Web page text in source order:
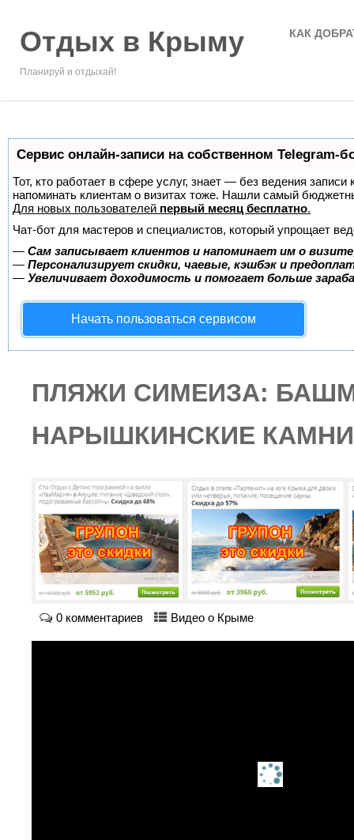
Отдых в Крыму
Планируй и отдыхай!
КАК
Сервис онлайн-записи на собственном Telegram-
Тот, кто работает в сфере услуг, знает — без ведения
напоминать клиентам о визитах тоже. Нашли самый
Для новых пользователей первый месяц бесплатно.
Чат-бот для мастеров и специалистов, который упрощает
— Сам записывает клиентов и напоминает им о
— Персонализирует скидки, чаевые, кэшбэк и
— Увеличивает доходимость и помогает больше
Начать пользоваться сервисом
ПЛЯЖИ СИМЕИЗА:
НАРЫШКИНСКИЕ КАМНИ
0 комментариев Видео о Крыме